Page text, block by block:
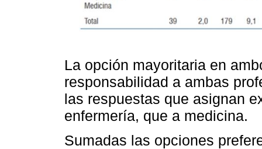
La opción mayoritaria en
responsabilidad a ambas
las respuestas que asignan
enfermería, que a medicina.
Sumadas las opciones